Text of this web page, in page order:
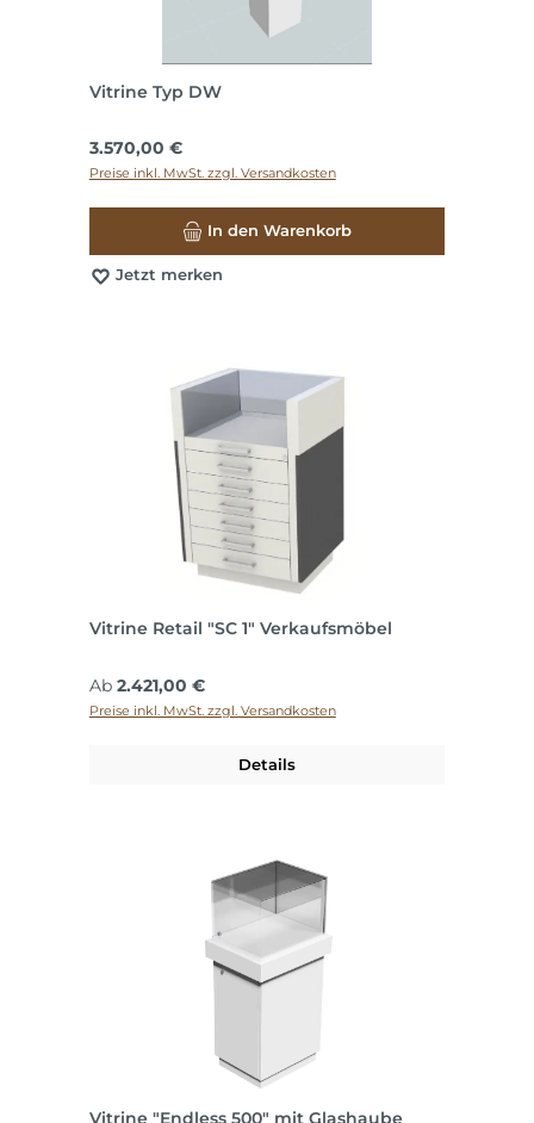
Vitrine Typ DW
Regulärer Preis:
3.570,00 €
Preise inkl. MwSt. zzgl. Versandkosten
In den Warenkorb
Jetzt merken
Vitrine Retail "SC 1" Verkaufsmöbel
Regulärer Preis:
Ab 2.421,00 €
Preise inkl. MwSt. zzgl. Versandkosten
Details
Vitrine "Endless 500" mit Glashaube